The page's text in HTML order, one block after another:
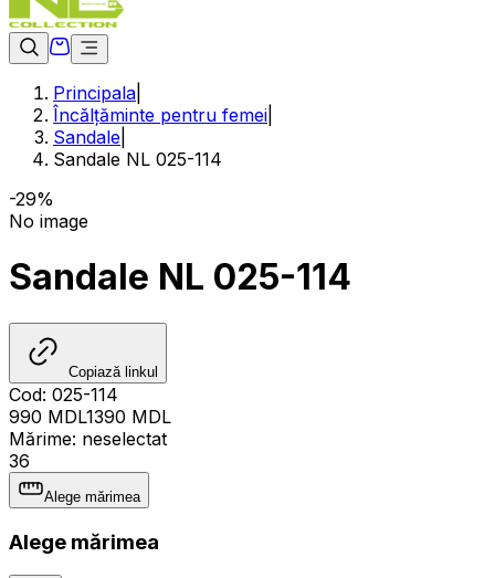
Principala
Încălțăminte pentru femei
Sandale
Sandale NL 025-114
-29%
No image
Sandale NL 025-114
Copiază linkul
Cod: 025-114
990 MDL1390 MDL
Mărime: neselectat
36
Alege mărimea
Alege mărimea